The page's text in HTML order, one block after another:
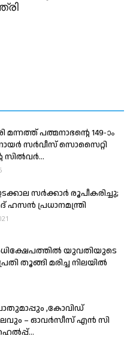
പത്മനാഭന്റെ 149-ാം
സർവീസ് സൊസൈറ്റി
സിൽവർ...
സർക്കാർ രൂപീകരിച്ചു;
ഹസൻ പ്രധാനമന്ത്രി
യുവതിയുടെ
തൂങ്ങി മരിച്ച നിലയില്‍
,കോവിഡ്
– ഓവർസീസ് എൻ സി
ഹെൽപ്പ്...